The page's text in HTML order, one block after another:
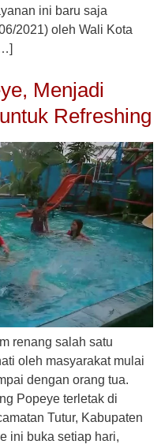
ini baru saja
2021) oleh Wali Kota
Menjadi
Refreshing
renang salah satu
oleh masyarakat mulai
dengan orang tua.
Popeye terletak di
Tutur, Kabupaten
ini buka setiap hari,